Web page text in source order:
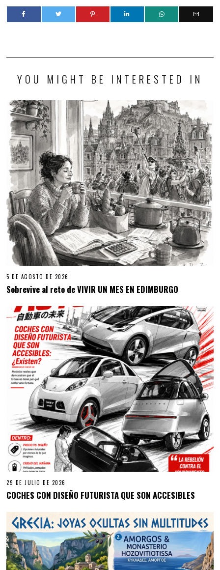
YOU MIGHT BE INTERESTED IN
5 DE AGOSTO DE 2026
Sobrevive al reto de VIVIR UN MES EN EDIMBURGO
29 DE JULIO DE 2026
COCHES CON DISEÑO FUTURISTA QUE SON ACCESIBLES